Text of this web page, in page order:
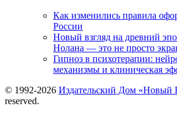
Как изменились правила
России
Новый взгляд на древний
Нолана — это не просто
Гипноз в психотерапии:
механизмы и клиническая
© 1992-2026 Издательский Дом «Новый
reserved.